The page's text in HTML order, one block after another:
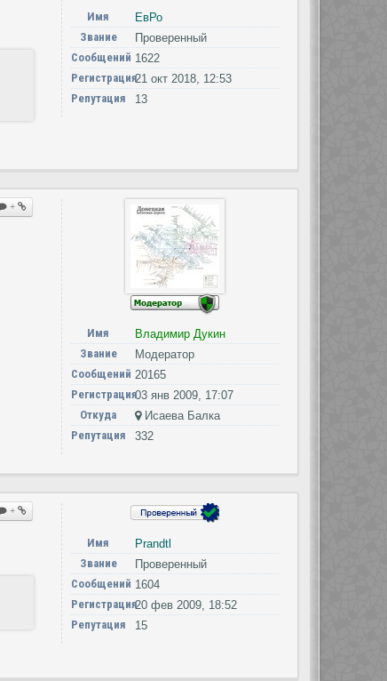
Имя
ЕвРо
Звание
Проверенный
Сообщений 1622
Регистрация21 окт 2018, 12:53
Репутация
13
+
Имя
Владимир Дукин
Звание
Модератор
Сообщений 20165
Регистрация03 янв 2009, 17:07
Откуда
Исаева Балка
Репутация
332
+
Имя
Prandtl
Звание
Проверенный
Сообщений 1604
Регистрация20 фев 2009, 18:52
Репутация
15